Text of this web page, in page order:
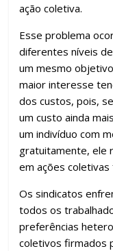
ação coletiva.
Esse problema
diferentes níveis
um mesmo
maior interesse
dos custos, pois,
um custo ainda
um indivíduo com
gratuitamente, ele
em ações coletivas
Os sindicatos
todos os
preferências
coletivos firmados